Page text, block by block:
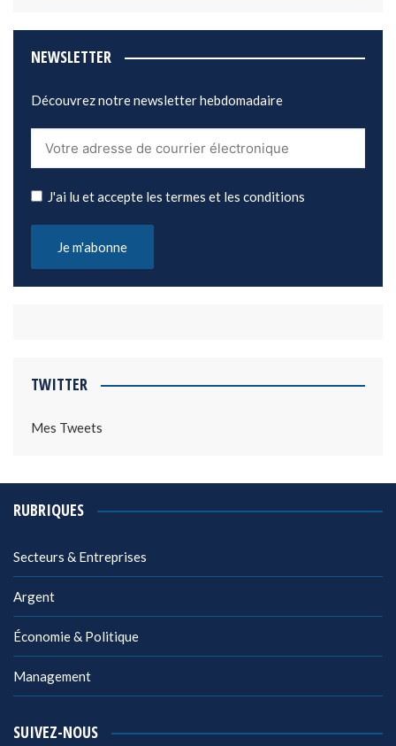
NEWSLETTER
Découvrez notre newsletter hebdomadaire
J'ai lu et accepte les termes et les conditions
TWITTER
Mes Tweets
RUBRIQUES
Secteurs & Entreprises
Argent
Économie & Politique
Management
SUIVEZ-NOUS